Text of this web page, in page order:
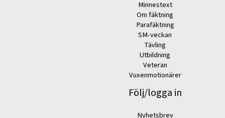
Minnestext
Om fäktning
Parafäktning
SM-veckan
Tävling
Utbildning
Veteran
Vuxenmotionärer
Följ/logga in
Nyhetsbrev